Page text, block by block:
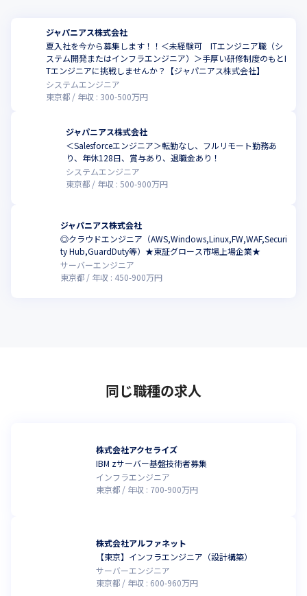
ジャパニアス株式会社
夏入社を今から募集します！！＜未経験可 ITエンジニア職（シ
ステム開発またはインフラエンジニア）＞手厚い研修制度のもとI
Tエンジニアに挑戦しませんか？【ジャパニアス株式会社】
システムエンジニア
東京都
年収 : 300-500万円
ジャパニアス株式会社
＜Salesforceエンジニア＞転勤なし、フルリモート勤務あ
り、年休128日、賞与あり、退職金あり！
システムエンジニア
東京都
年収 : 500-900万円
ジャパニアス株式会社
◎クラウドエンジニア（AWS,Windows,Linux,FW,WAF,Securi
ty Hub,GuardDuty等）★東証グロース市場上場企業★
サーバーエンジニア
東京都
年収 : 450-900万円
同じ職種の求人
株式会社アクセライズ
IBM zサーバー基盤技術者募集
インフラエンジニア
東京都
年収 : 700-900万円
株式会社アルファネット
【東京】インフラエンジニア（設計構築）
サーバーエンジニア
東京都
年収 : 600-960万円